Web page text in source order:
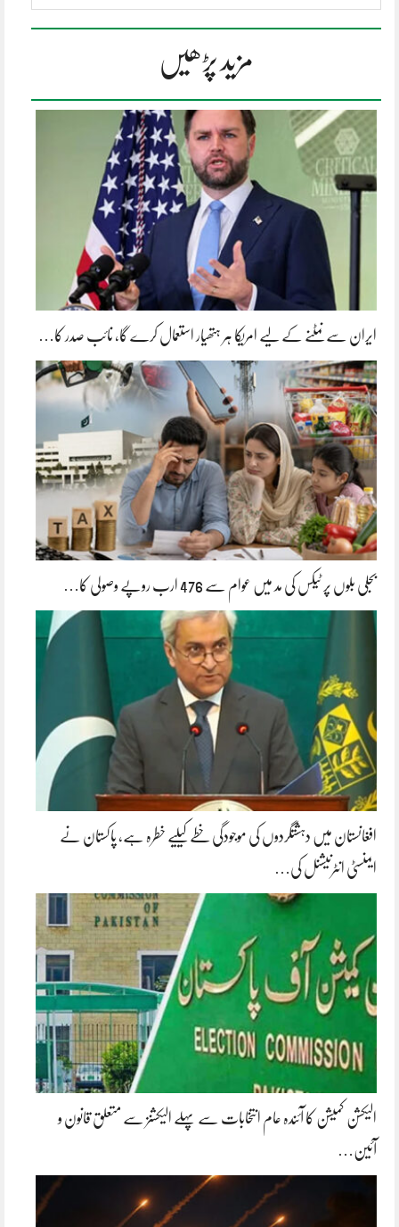
مزید پڑھیں
ایران سے نمٹنے کے لیے امریکا ہر ہتھیار استعمال کرے گا، نائب صدر کا…
بجلی بلوں پر ٹیکس کی مد میں عوام سے 476 ارب روپے وصولی کا…
افغانستان میں دہشتگردوں کی موجودگی خطے کیلیے خطرہ ہے، پاکستان نے
ایمنسٹی انٹرنیشنل کی…
الیکشن کمیشن کا آئندہ عام انتخابات سے پہلے الیکشنز سے متعلق قانون و
آئین…